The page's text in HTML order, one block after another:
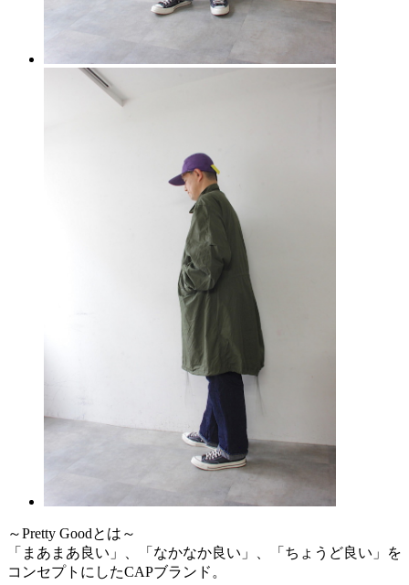
～Pretty Goodとは～
「まあまあ良い」、「なかなか良い」、「ちょうど良い」を
コンセプトにしたCAPブランド。